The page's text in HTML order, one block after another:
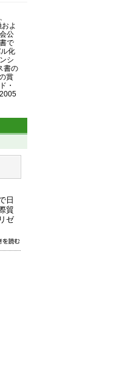
よ
公
で
化
シ
書の
賞
・
日
貿
ゼ